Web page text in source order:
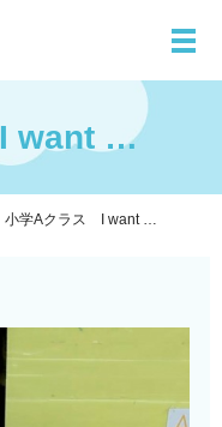
メ
want …
小学Aクラス I want …